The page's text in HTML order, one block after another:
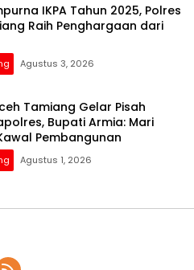
IKPA Tahun 2025, Polres
Raih Penghargaan dari
Agustus 3, 2026
Tamiang Gelar Pisah
Bupati Armia: Mari
Pembangunan
Agustus 1, 2026